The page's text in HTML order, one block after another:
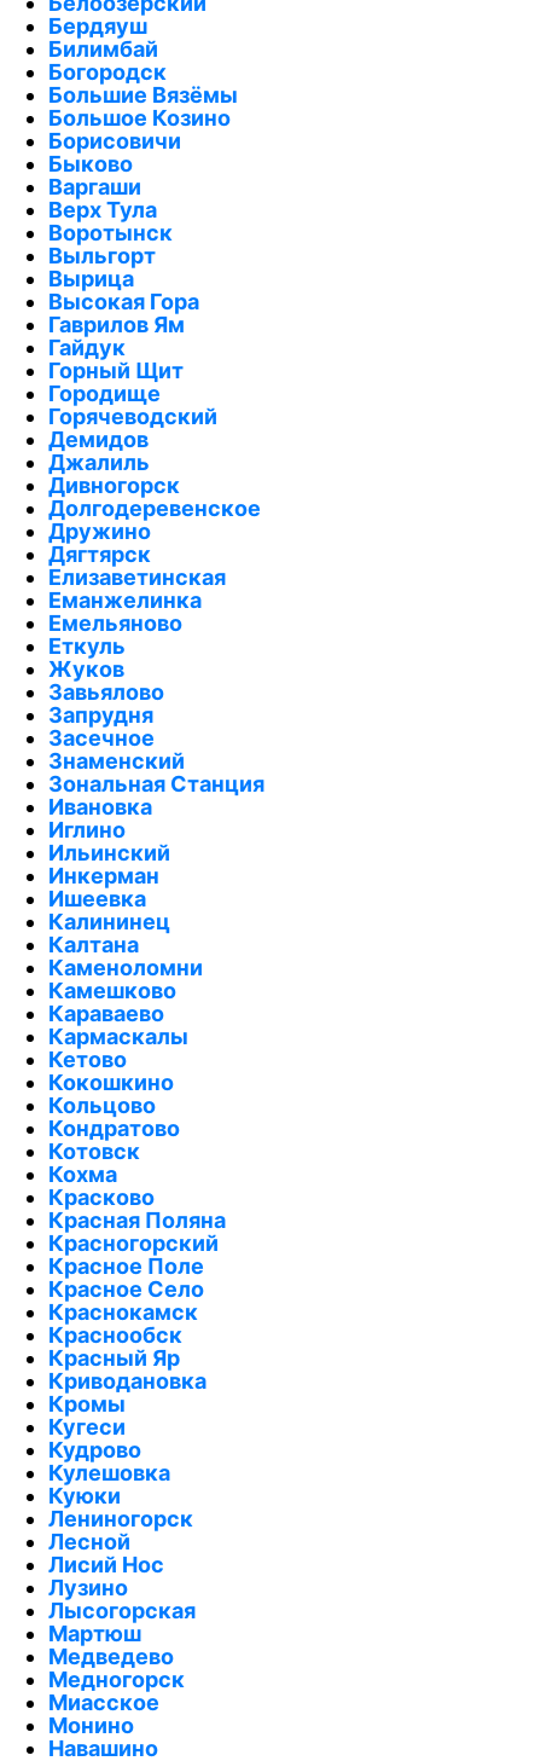
Бердяуш
Билимбай
Богородск
Большие Вязёмы
Большое Козино
Борисовичи
Быково
Варгаши
Верх Тула
Воротынск
Выльгорт
Вырица
Высокая Гора
Гаврилов Ям
Гайдук
Горный Щит
Городище
Горячеводский
Демидов
Джалиль
Дивногорск
Долгодеревенское
Дружино
Дягтярск
Елизаветинская
Еманжелинка
Емельяново
Еткуль
Жуков
Завьялово
Запрудня
Засечное
Знаменский
Зональная Станция
Ивановка
Иглино
Ильинский
Инкерман
Ишеевка
Калининец
Калтана
Каменоломни
Камешково
Караваево
Кармаскалы
Кетово
Кокошкино
Кольцово
Кондратово
Котовск
Кохма
Красково
Красная Поляна
Красногорский
Красное Поле
Красное Село
Краснокамск
Краснообск
Красный Яр
Криводановка
Кромы
Кугеси
Кудрово
Кулешовка
Куюки
Лениногорск
Лесной
Лисий Нос
Лузино
Лысогорская
Мартюш
Медведево
Медногорск
Миасское
Монино
Навашино